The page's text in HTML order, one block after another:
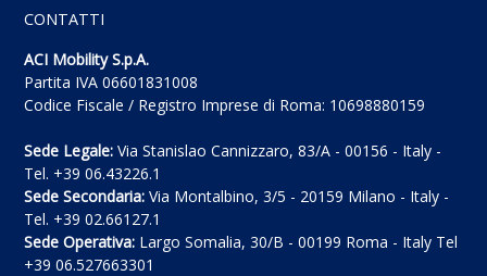
CONTATTI
ACI Mobility S.p.A.
Partita IVA 06601831008
Codice Fiscale / Registro Imprese di Roma: 10698880159
Sede Legale: Via Stanislao Cannizzaro, 83/A - 00156 - Italy -
Tel. +39 06.43226.1
Sede Secondaria: Via Montalbino, 3/5 - 20159 Milano - Italy -
Tel. +39 02.66127.1
Sede Operativa: Largo Somalia, 30/B - 00199 Roma - Italy Tel
+39 06.527663301